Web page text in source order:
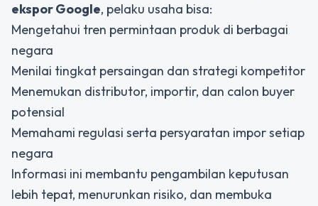
ekspor Google, pelaku usaha bisa:
Mengetahui tren permintaan produk di berbagai
negara
Menilai tingkat persaingan dan strategi kompetitor
Menemukan distributor, importir, dan calon buyer
potensial
Memahami regulasi serta persyaratan impor setiap
negara
Informasi ini membantu pengambilan keputusan
lebih tepat, menurunkan risiko, dan membuka